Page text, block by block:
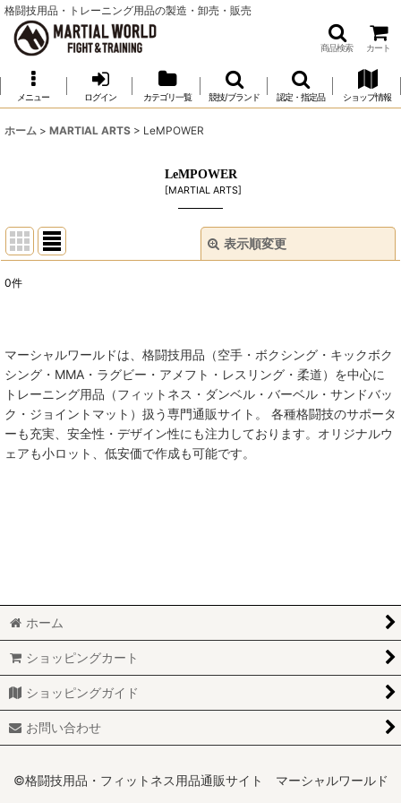
格闘技用品・トレーニング用品の製造・卸売・販売
商品検索 カート
メニュー ログイン カテゴリ一覧 競技/ブランド 認定・指定品 ショップ情報
ホーム > MARTIAL ARTS > LeMPOWER
LeMPOWER
[MARTIAL ARTS]
表示順変更
絞り込む
0件
マーシャルワールドは、格闘技用品（空手・ボクシング・キックボク
シング・MMA・ラグビー・アメフト・レスリング・柔道）を中心に
トレーニング用品（フィットネス・ダンベル・バーベル・サンドバッ
ク・ジョイントマット）扱う専門通販サイト。 各種格闘技のサポータ
ーも充実、安全性・デザイン性にも注力しております。オリジナルウ
ェアも小ロット、低安価で作成も可能です。
ホーム
ショッピングカート
ショッピングガイド
お問い合わせ
©格闘技用品・フィットネス用品通販サイト マーシャルワールド